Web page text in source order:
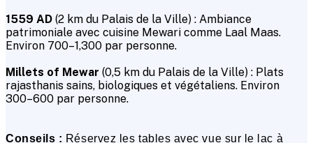
1559 AD (2 km du Palais de la Ville) : Ambiance
patrimoniale avec cuisine Mewari comme Laal Maas.
Environ ₹700–₹1,300 par personne.
Millets of Mewar (0,5 km du Palais de la Ville) : Plats
rajasthanis sains, biologiques et végétaliens. Environ
₹300–₹600 par personne.
Conseils : Réservez les tables avec vue sur le lac à